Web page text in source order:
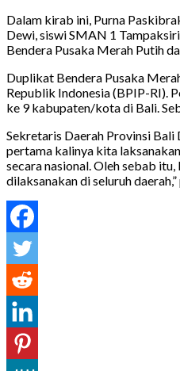
Dalam kirab ini, Purna
Dewi, siswi SMAN 1
Bendera Pusaka Merah Putih
Duplikat Bendera Pusaka
Republik Indonesia (BPIP-RI).
ke 9 kabupaten/kota di Bali.
Sekretaris Daerah Provinsi
pertama kalinya kita
secara nasional. Oleh sebab
dilaksanakan di seluruh